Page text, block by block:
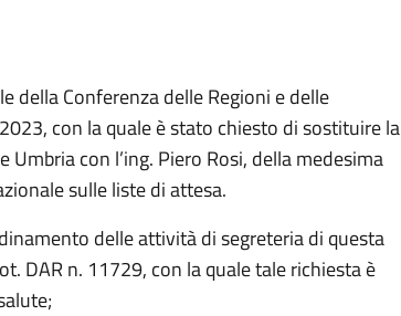
della Conferenza delle Regioni e delle
con la quale è stato chiesto di sostituire la
Umbria con l’ing. Piero Rosi, della medesima
sulle liste di attesa.
delle attività di segreteria di questa
DAR n. 11729, con la quale tale richiesta è